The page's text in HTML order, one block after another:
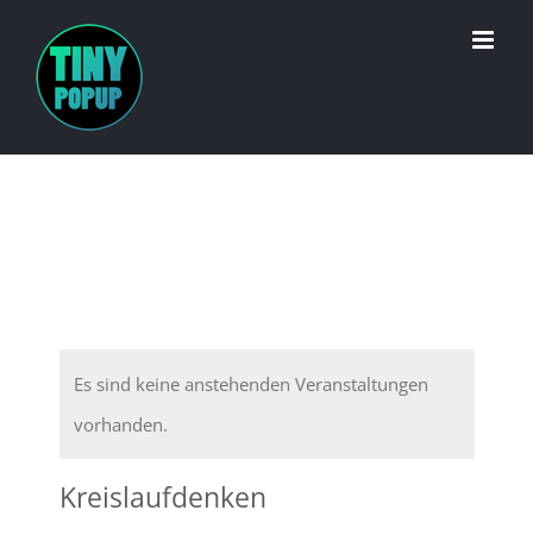
Inhalt
springen
Es sind keine anstehenden Veranstaltungen
vorhanden.
Kreislaufdenken